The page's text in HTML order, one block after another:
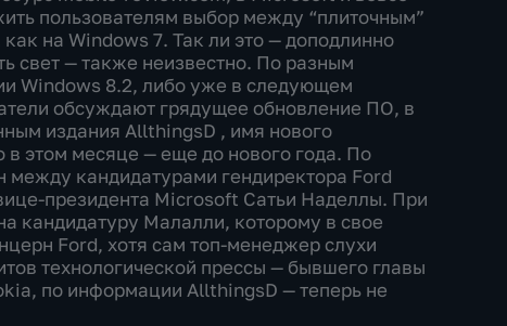
пользователям выбор между “плиточным”
на Windows 7. Так ли это — доподлинно
свет — также неизвестно. По разным
Windows 8.2, либо уже в следующем
обсуждают грядущее обновление ПО, в
издания AllthingsD , имя нового
в этом месяце — еще до нового года. По
кандидатурами гендиректора Ford
президента Microsoft Сатьи Наделлы. При
кандидатуру Малалли, которому в свое
Ford, хотя сам топ-менеджер слухи
технологической прессы — бывшего главы
по информации AllthingsD — теперь не